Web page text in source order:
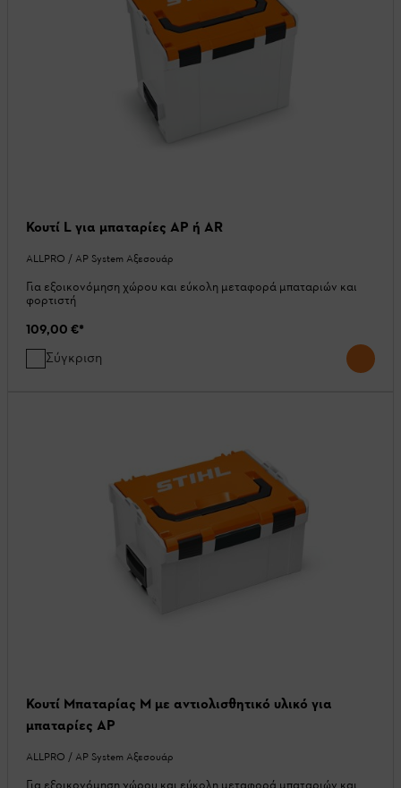
Κουτί L για μπαταρίες AP ή AR
ALLPRO / AP System Αξεσουάρ
Για εξοικονόμηση χώρου και εύκολη μεταφορά μπαταριών και
φορτιστή
109,00 €*
Σύγκριση
Κουτί Μπαταρίας Μ με αντιολισθητικό υλικό για
μπαταρίες AP
ALLPRO / AP System Αξεσουάρ